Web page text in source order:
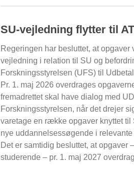
SU-vejledning flytter til
Regeringen har besluttet, at
vejledning i relation til SU og
Forskningsstyrelsen (UFS) til
Pr. 1. maj 2026 overdrages
fremadrettet skal have dialog med
Forskningsstyrelsen, når det drejer
varetage en række opgaver knyttet
nye uddannelsessøgende i relevante
Det er samtidig besluttet, at
studerende – pr. 1. maj 2027